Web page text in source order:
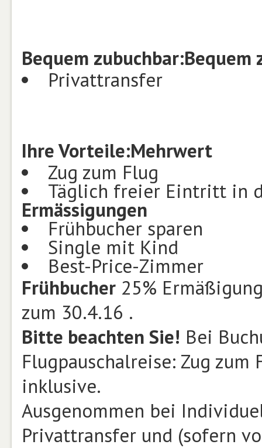
Bequem zubuchbar:Bequem
Privattransfer
Ihre Vorteile:Mehrwert
Zug zum Flug
Täglich freier Eintritt in
Ermässigungen
Frühbucher sparen
Single mit Kind
Best-Price-Zimmer
Frühbucher 25%
zum 30.4.16 .
Bitte beachten Sie! Bei
Flugpauschalreise: Zug
inklusive.
Ausgenommen bei
Privattransfer und (sofern